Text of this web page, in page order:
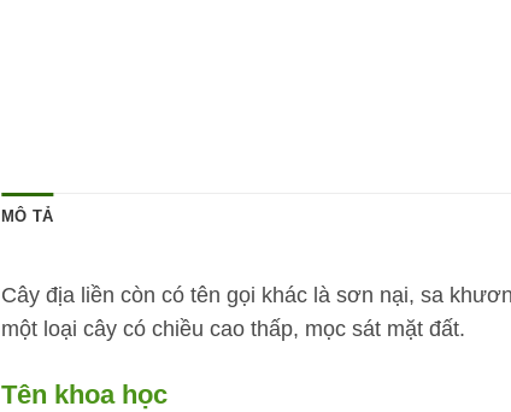
MÔ TẢ
Cây địa liền còn có tên gọi khác là sơn nại, sa
một loại cây có chiều cao thấp, mọc sát mặt đất.
Tên khoa học